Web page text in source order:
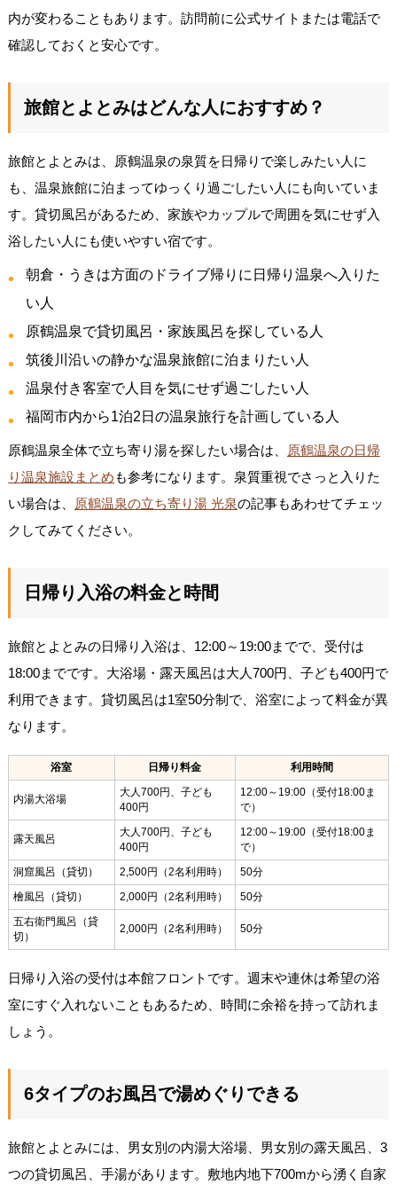
内が変わることもあります。訪問前に公式サイトまたは電話で
確認しておくと安心です。
旅館とよとみはどんな人におすすめ？
旅館とよとみは、原鶴温泉の泉質を日帰りで楽しみたい人に
も、温泉旅館に泊まってゆっくり過ごしたい人にも向いていま
す。貸切風呂があるため、家族やカップルで周囲を気にせず入
浴したい人にも使いやすい宿です。
朝倉・うきは方面のドライブ帰りに日帰り温泉へ入りた
い人
原鶴温泉で貸切風呂・家族風呂を探している人
筑後川沿いの静かな温泉旅館に泊まりたい人
温泉付き客室で人目を気にせず過ごしたい人
福岡市内から1泊2日の温泉旅行を計画している人
原鶴温泉全体で立ち寄り湯を探したい場合は、
原鶴温泉の日帰
り温泉施設まとめも参考になります。泉質重視でさっと入りた
い場合は、
原鶴温泉の立ち寄り湯 光泉の記事もあわせてチェッ
クしてみてください。
日帰り入浴の料金と時間
旅館とよとみの日帰り入浴は、12:00～19:00までで、受付は
18:00までです。大浴場・露天風呂は大人700円、子ども400円で
利用できます。貸切風呂は1室50分制で、浴室によって料金が異
なります。
浴室 日帰り料金 利用時間
内湯大浴場
大人700円、子ども
400円
12:00～19:00（受付18:00ま
で）
露天風呂
大人700円、子ども
400円
12:00～19:00（受付18:00ま
で）
洞窟風呂（貸切）
2,500円（2名利用時）
50分
檜風呂（貸切）
2,000円（2名利用時）
50分
五右衛門風呂（貸
切）
2,000円（2名利用時） 50分
日帰り入浴の受付は本館フロントです。週末や連休は希望の浴
室にすぐ入れないこともあるため、時間に余裕を持って訪れま
しょう。
6タイプのお風呂で湯めぐりできる
旅館とよとみには、男女別の内湯大浴場、男女別の露天風呂、3
つの貸切風呂、手湯があります。敷地内地下700mから湧く自家